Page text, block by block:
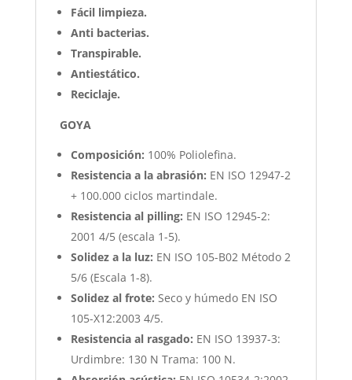
Fácil limpieza.
Anti bacterias.
Transpirable.
Antiestático.
Reciclaje.
GOYA
Composición: 100% Poliolefina.
Resistencia a la abrasión: EN ISO 12947-2
+ 100.000 ciclos martindale.
Resistencia al pilling: EN ISO 12945-2:
2001 4/5 (escala 1-5).
Solidez a la luz: EN ISO 105-B02 Método 2
5/6 (Escala 1-8).
Solidez al frote: Seco y húmedo EN ISO
105-X12:2003 4/5.
Resistencia al rasgado: EN ISO 13937-3:
Urdimbre: 130 N Trama: 100 N.